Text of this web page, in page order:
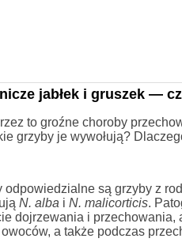
jabłek i gruszek —
to groźne choroby
grzyby je wywołują?
odpowiedzialne są grzyby z
N. alba i N. malicorticis.
dojrzewania i przechowania,
a także podczas